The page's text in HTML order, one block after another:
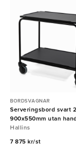
BORDSVAGNAR
Serveringsbord svart
900x550mm utan
Hallins
Hallins
7 875 kr/st